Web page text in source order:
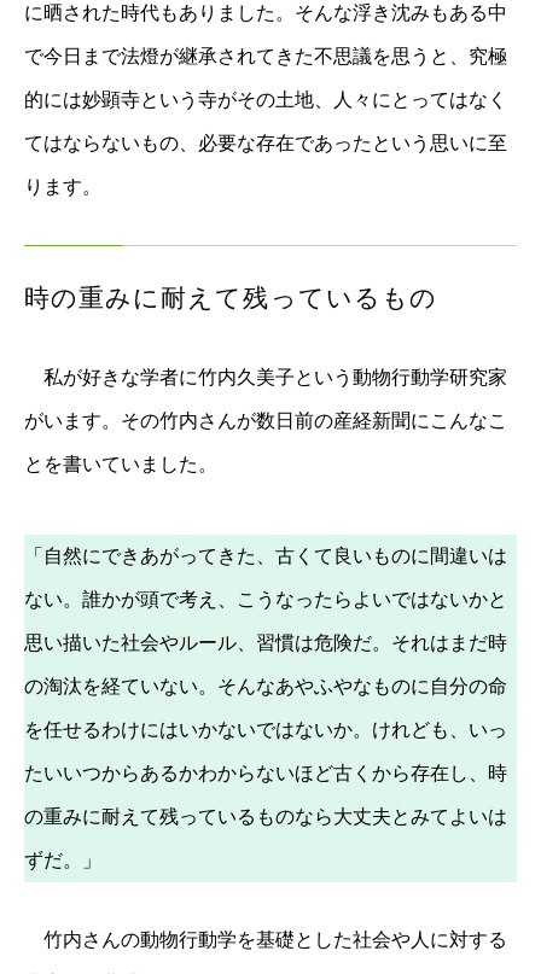
に晒された時代もありました。そんな浮き沈みもある中
で今日まで法燈が継承されてきた不思議を思うと、究極
的には妙顕寺という寺がその土地、人々にとってはなく
てはならないもの、必要な存在であったという思いに至
ります。
時の重みに耐えて残っているもの
私が好きな学者に竹内久美子という動物行動学研究家
がいます。その竹内さんが数日前の産経新聞にこんなこ
とを書いていました。
「自然にできあがってきた、古くて良いものに間違いは
ない。誰かが頭で考え、こうなったらよいではないかと
思い描いた社会やルール、習慣は危険だ。それはまだ時
の淘汰を経ていない。そんなあやふやなものに自分の命
を任せるわけにはいかないではないか。けれども、いっ
たいいつからあるかわからないほど古くから存在し、時
の重みに耐えて残っているものなら大丈夫とみてよいは
ずだ。」
竹内さんの動物行動学を基礎とした社会や人に対する